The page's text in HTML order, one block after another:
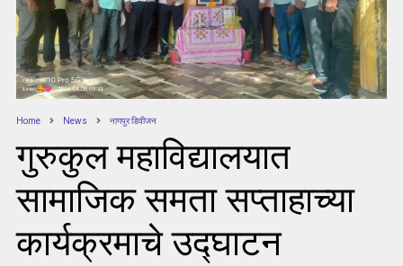
Home News नागपुर डिवीजन
गुरुकुल महाविद्यालयात
सामाजिक समता सप्ताहाच्या
कार्यक्रमाचे उद्घाटन